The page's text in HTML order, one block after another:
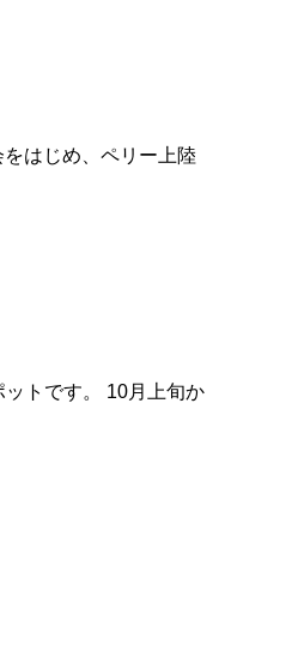
はじめ、ペリー上陸
トです。 10月上旬か